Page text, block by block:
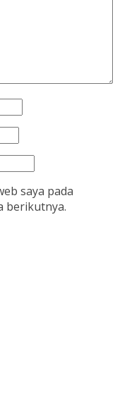
saya pada
berikutnya.